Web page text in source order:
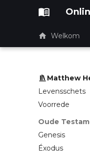
Welkom
Matthew
Levensschets
Voorrede
Oude
Genesis
Éxodus